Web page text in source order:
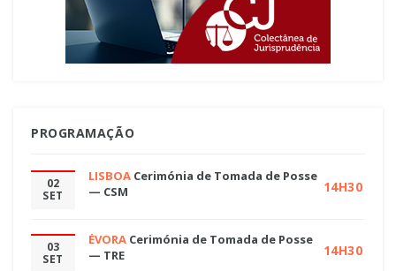
PROGRAMAÇÃO
02
SET
LISBOA Cerimónia de Tomada de Posse
— CSM
14H30
03
SET
ÉVORA Cerimónia de Tomada de Posse
— TRE
14H30